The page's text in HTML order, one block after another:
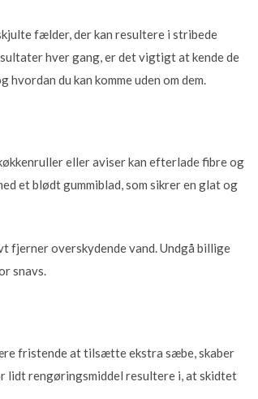
fælder, der kan resultere i stribede
hver gang, er det vigtigt at kende de
du kan komme uden om dem.
eller aviser kan efterlade fibre og
et blødt gummiblad, som sikrer en glat og
fjerner overskydende vand. Undgå billige
snavs.
fristende at tilsætte ekstra sæbe, skaber
lidt rengøringsmiddel resultere i, at skidtet